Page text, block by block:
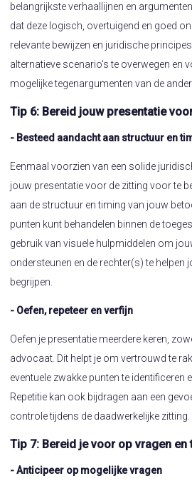
belangrijkste verhaallijnen en
dat deze logisch, overtuigend en goed
relevante bewijzen en juridische
alternatieve scenario's te overwegen en
mogelijke tegenargumenten van de
Tip 6: Bereid jouw presentatie
- Besteed aandacht aan structuur en
Eenmaal voorzien van een solide
jouw presentatie voor de zitting voor te
aan de structuur en timing van jouw
punten kunt behandelen binnen de
gebruik van visuele hulpmiddelen om
ondersteunen en de rechter(s) te helpen
begrijpen.
- Oefen, repeteer en verfijn
Oefen je presentatie meerdere keren,
advocaat. Dit helpt je om vertrouwd te
eventuele zwakke punten te identificeren
Repetitie kan ook bijdragen aan een
controle tijdens de daadwerkelijke zitting.
Tip 7: Bereid je voor op vragen
- Anticipeer op mogelijke vragen